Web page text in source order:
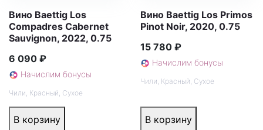
Вино Baettig Los
Compadres Cabernet
Sauvignon, 2022, 0.75
6 090 ₽
Начислим бонусы
Чили Красный Сухое
В корзину
Вино Baettig Los Primos
Pinot Noir, 2020, 0.75
15 780 ₽
Начислим бонусы
Чили Красный Сухое
В корзину